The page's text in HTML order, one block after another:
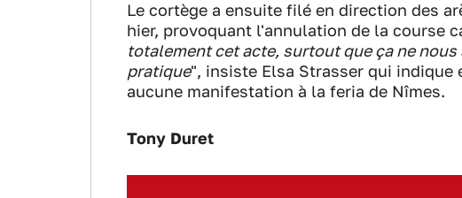
Le cortège a ensuite filé en direction des
hier, provoquant l'annulation de la course
totalement cet acte, surtout que ça ne nous
pratique", insiste Elsa Strasser qui indique
aucune manifestation à la feria de Nîmes.
Tony Duret